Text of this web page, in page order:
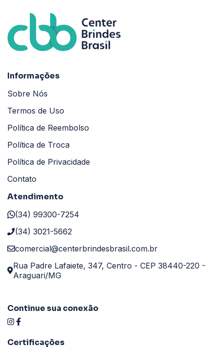
Informações
Sobre Nós
Termos de Uso
Política de Reembolso
Política de Troca
Política de Privacidade
Contato
Atendimento
(34) 99300-7254
(34) 3021-5662
comercial@centerbrindesbrasil.com.br
Rua Padre Lafaiete, 347, Centro - CEP 38440-220 -
Araguari/MG
Continue sua conexão
Certificações